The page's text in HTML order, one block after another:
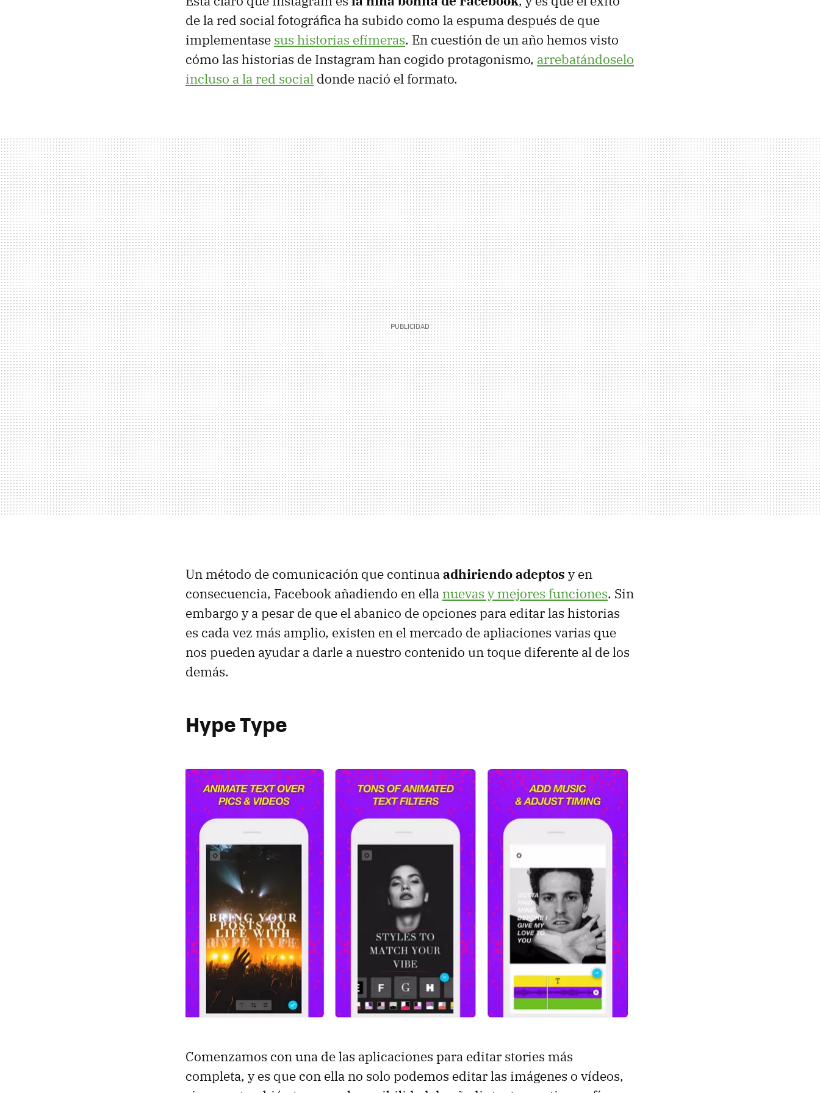
de la red social fotográfica ha subido como la espuma después de que
implementase sus historias efímeras. En cuestión de un año hemos visto
cómo las historias de Instagram han cogido protagonismo, arrebatándoselo
incluso a la red social donde nació el formato.
Un método de comunicación que continuaadhiriendo adeptos y en
consecuencia, Facebook añadiendo en ella nuevas y mejores funciones. Sin
embargo y a pesar de que el abanico de opciones para editar las historias
es cada vez más amplio, existen en el mercado de apliaciones varias que
nos pueden ayudar a darle a nuestro contenido un toque diferente al de los
demás.
Hype Type
Comenzamos con una de las aplicaciones para editar stories más
completa, y es que con ella no solo podemos editar las imágenes o vídeos,